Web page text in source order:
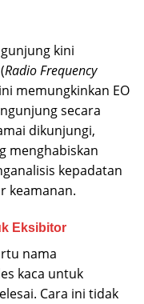
kini
Radio Frequency
memungkinkan EO
secara
dikunjungi,
menghabiskan
kepadatan
keamanan.
Eksibitor
nama
kaca untuk
Cara ini tidak